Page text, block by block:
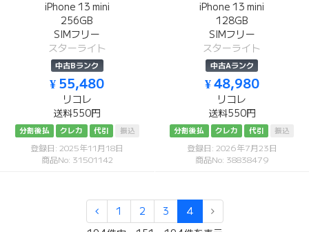
iPhone 13 mini
256GB
SIMフリー
スターライト
中古Bランク
¥ 55,480
リコレ
送料550円
分割後払 クレカ 代引 振込
登録日: 2025年11月18日
商品No: 31501142
iPhone 13 mini
128GB
SIMフリー
スターライト
中古Aランク
¥ 48,980
リコレ
送料550円
分割後払 クレカ 代引 振込
登録日: 2026年7月23日
商品No: 38838479
1 2 3
4